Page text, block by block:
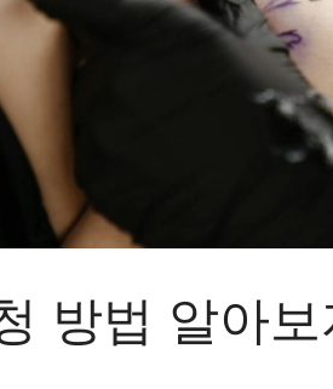
방법 알아보